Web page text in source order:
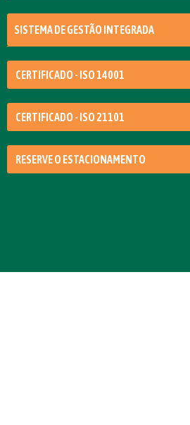
SISTEMA DE GESTÃO INTEGRADA
CERTIFICADO - ISO 14001
CERTIFICADO - ISO 21101
RESERVE O ESTACIONAMENTO